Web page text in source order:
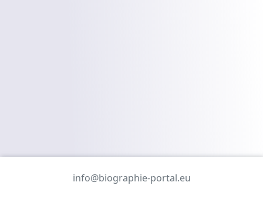
info@biographie-portal.eu